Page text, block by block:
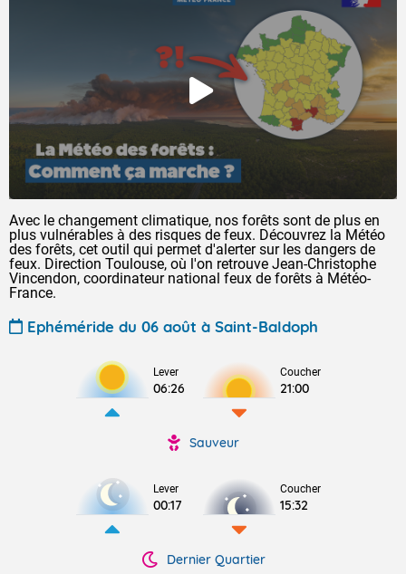
Avec le changement climatique, nos forêts sont de plus en
plus vulnérables à des risques de feux. Découvrez la Météo
des forêts, cet outil qui permet d'alerter sur les dangers de
feux. Direction Toulouse, où l'on retrouve Jean-Christophe
Vincendon, coordinateur national feux de forêts à Météo-
France.
Ephéméride du 06 août à Saint-Baldoph
Lever
06:26
Coucher
21:00
Sauveur
Lever
00:17
Coucher
15:32
Dernier Quartier